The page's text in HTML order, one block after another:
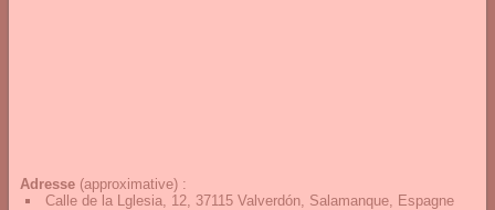
Adresse (approximative) :
Calle de la Lglesia, 12, 37115 Valverdón, Salamanque, Espagne